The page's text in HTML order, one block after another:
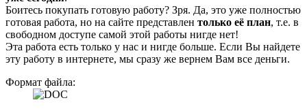
Боитесь покупать готовую работу? Зря. Да, это уже полностью
готовая работа, но на сайте представлен только её план, т.е. в
свободном доступе самой этой работы нигде нет!
Эта работа есть только у нас и нигде больше. Если Вы найдете
эту работу в интернете, мы сразу же вернем Вам все деньги.
Формат файла: